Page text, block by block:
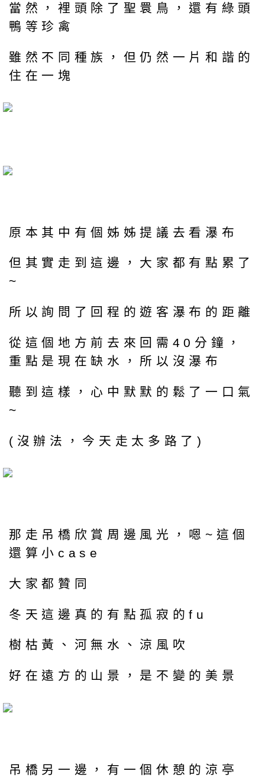
當然，裡頭除了聖睘鳥，還有綠頭
鴨等珍禽
雖然不同種族，但仍然一片和諧的
住在一塊
原本其中有個姊姊提議去看瀑布
但其實走到這邊，大家都有點累了
~
所以詢問了回程的遊客瀑布的距離
從這個地方前去來回需40分鐘，
重點是現在缺水，所以沒瀑布
聽到這樣，心中默默的鬆了一口氣
~
(沒辦法，今天走太多路了)
那走吊橋欣賞周邊風光，嗯~這個
還算小case
大家都贊同
冬天這邊真的有點孤寂的fu
樹枯黃、河無水、涼風吹
好在遠方的山景，是不變的美景
吊橋另一邊，有一個休憩的涼亭